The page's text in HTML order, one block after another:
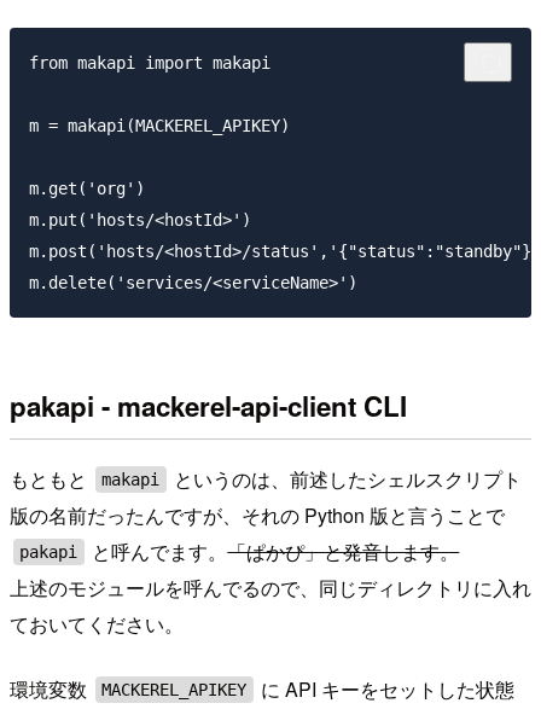
from makapi import makapi
m = makapi(MACKEREL_APIKEY)
m.get('org')
m.put('hosts/<hostId>')
m.post('hosts/<hostId>/
pakapi - mackerel-api-client CLI
もともと makapi
というのは、前述したシェルスクリプト
版の名前だったんですが、それの Python 版と言うことで
pakapi と呼んでます。「ぱかぴ」と発音します。
上述のモジュールを呼んでるので、同じディレクトリに入れ
ておいてください。
環境変数 MACKEREL_APIKEY
に API キーをセットした状態